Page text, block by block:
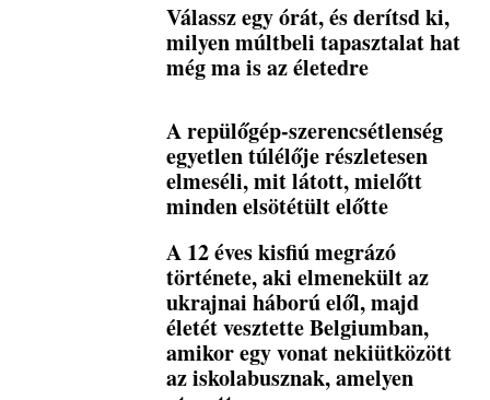
Válassz egy órát, és derítsd ki,
milyen múltbeli tapasztalat hat
még ma is az életedre
A repülőgép-szerencsétlenség
egyetlen túlélője részletesen
elmeséli, mit látott, mielőtt
minden elsötétült előtte
A 12 éves kisfiú megrázó
története, aki elmenekült az
ukrajnai háború elől, majd
életét vesztette Belgiumban,
amikor egy vonat nekiütközött
az iskolabusznak, amelyen